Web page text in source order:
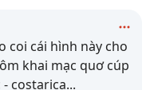
coi cái hình này cho
khai mạc quơ cúp
costarica...